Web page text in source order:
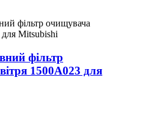
фільтр
1500A023 для